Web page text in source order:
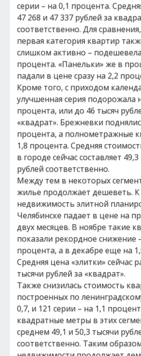
серии – на 0,1 процента.
47 268 и 47 337 рублей за
соответственно. Для
первая категория квартир
слишком активно –
процента. «Панельки» же в
падали в цене сразу на 2,2
Кроме того, с приходом
улучшенная серия подорожала
процента, или до 46 тысяч
«квадрат». Брежневки
процента, а полнометражные
1,8 процента. Средняя
в городе сейчас составляет
рублей соответственно.
Между тем в некоторых
жилье продолжает дешеветь.
недвижимость элитной
Челябинске падает в цене на
двух месяцев. В ноябре такие
показали рекордное снижение
процента, а в декабре еще на
Средняя цена «элитки» сейчас
тысячи рублей за «квадрат».
Также снизилась стоимость
построенных по
0,7, и 121 серии – на 1,1
квадратные метры в этих
среднем 49,1 и 50,3 тысячи
соответственно. Таким